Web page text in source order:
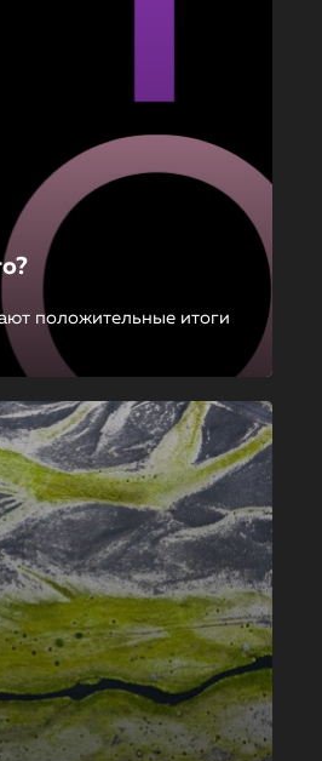
положительные итоги